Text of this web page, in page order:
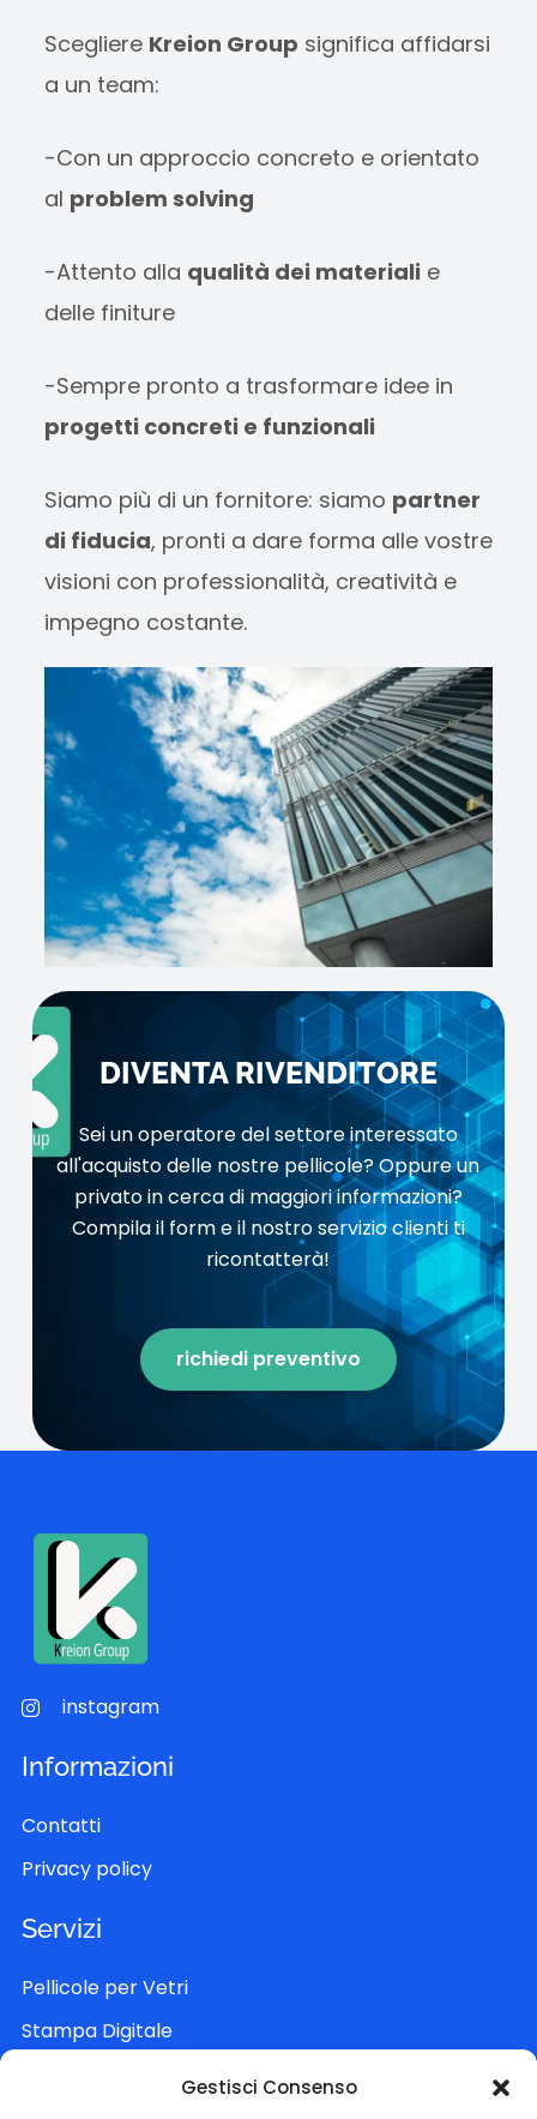
Gestisci Consenso
Scegliere Kreion Group significa affidarsi
a un team:
-Con un approccio concreto e orientato
al problem solving
-Attento alla qualità dei materiali e
delle finiture
-Sempre pronto a trasformare idee in
progetti concreti e funzionali
Siamo più di un fornitore: siamo partner
di fiducia, pronti a dare forma alle vostre
visioni con professionalità, creatività e
impegno costante.
DIVENTA RIVENDITORE
Sei un operatore del settore interessato
all'acquisto delle nostre pellicole? Oppure un
privato in cerca di maggiori informazioni?
Compila il form e il nostro servizio clienti ti
ricontatterà!
richiedi preventivo
instagram
Informazioni
Contatti
Privacy policy
Servizi
Pellicole per Vetri
Stampa Digitale
Allestimento Eventi